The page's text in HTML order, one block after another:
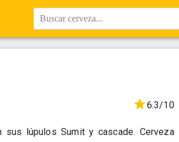
Buscar cerveza...
6.3/10
lúpulos Sumit y cascade. Cerveza